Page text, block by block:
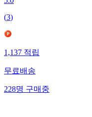
5.0
(3)
1,137적립
무료배송
228명구매중